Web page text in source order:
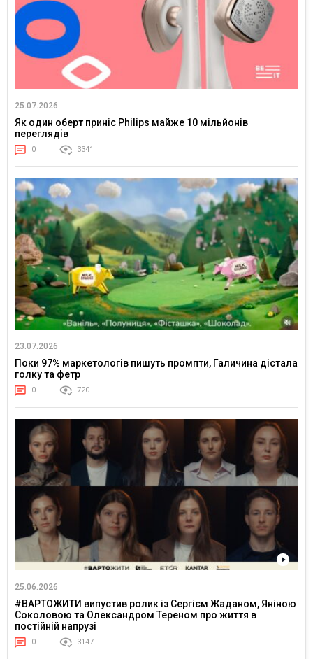
25.07.2026
Як один оберт приніс Philips майже 10 мільйонів
переглядів
0 3341
23.07.2026
Поки 97% маркетологів пишуть промпти, Галичина дістала
голку та фетр
0 720
25.06.2026
#ВАРТОЖИТИ випустив ролик із Сергієм Жаданом, Яніною
Соколовою та Олександром Тереном про життя в
постійній напрузі
0 3147